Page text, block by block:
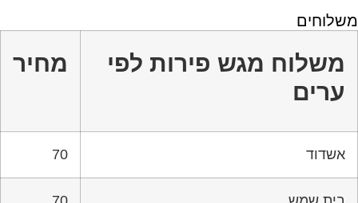
משלוחים
משלוח מגש פירות לפי
ערים
מחיר
אשדוד 70